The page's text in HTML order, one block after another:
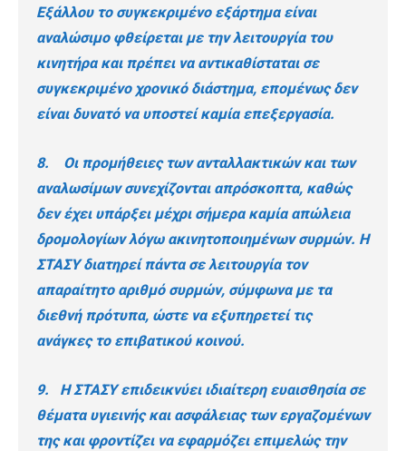
Εξάλλου το συγκεκριμένο εξάρτημα είναι
αναλώσιμο φθείρεται με την λειτουργία του
κινητήρα και πρέπει να αντικαθίσταται σε
συγκεκριμένο χρονικό διάστημα, επομένως δεν
είναι δυνατό να υποστεί καμία επεξεργασία.
8. Οι προμήθειες των ανταλλακτικών και των
αναλωσίμων συνεχίζονται απρόσκοπτα, καθώς
δεν έχει υπάρξει μέχρι σήμερα καμία απώλεια
δρομολογίων λόγω ακινητοποιημένων συρμών. Η
ΣΤΑΣΥ διατηρεί πάντα σε λειτουργία τον
απαραίτητο αριθμό συρμών, σύμφωνα με τα
διεθνή πρότυπα, ώστε να εξυπηρετεί τις
ανάγκες το επιβατικού κοινού.
9. Η ΣΤΑΣΥ επιδεικνύει ιδιαίτερη ευαισθησία σε
θέματα υγιεινής και ασφάλειας των εργαζομένων
της και φροντίζει να εφαρμόζει επιμελώς την